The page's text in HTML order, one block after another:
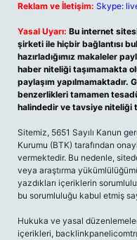
Reklam ve İletişim: Skype:
Yasal Uyarı: Bu internet
şirketi ile hiçbir bağlantısı
hazırladığımız makaleler
haber niteliği taşımamakta
paylaşım yapılmamaktadır.
benzerlikleri tamamen
halindedir ve tavsiye niteliği
Sitemiz, 5651 Sayılı Kanun
Kurumu (BTK) tarafından
vermektedir. Bu nedenle,
veya araştırma
yazdıkları içeriklerin
bu sorumluluğu kabul etmiş
Hukuka ve yasal
içerikleri,